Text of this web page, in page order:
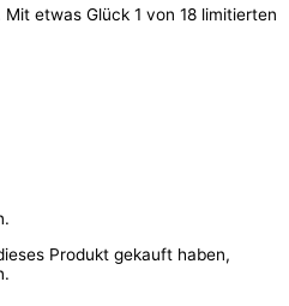
etwas Glück 1 von 18 limitierten
Produkt gekauft haben,